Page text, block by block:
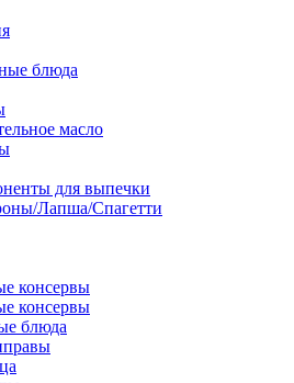
блюда
масло
для выпечки
Лапша/Спагетти
консервы
консервы
блюда